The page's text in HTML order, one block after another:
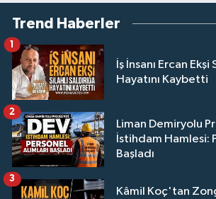
Trend Haberler
İş İnsanı Ercan Ekşi
Hayatını Kaybetti
1
Liman Demiryolu
İstihdam Hamlesi:
Başladı
2
Kâmil Koç'tan
3